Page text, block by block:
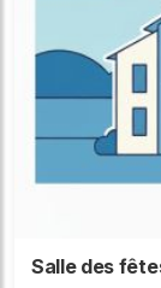
Salle des